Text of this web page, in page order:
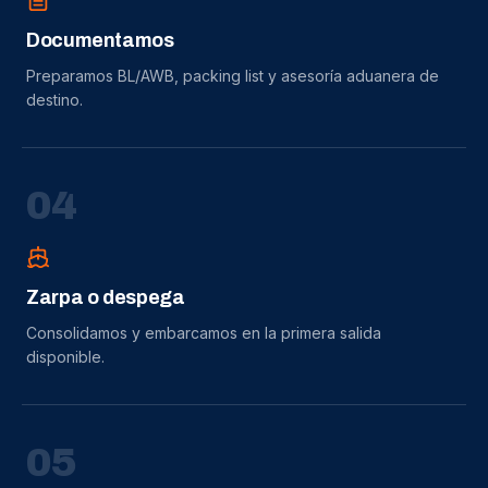
Documentamos
Preparamos BL/AWB, packing list y asesoría aduanera de
destino.
04
Zarpa o despega
Consolidamos y embarcamos en la primera salida
disponible.
05